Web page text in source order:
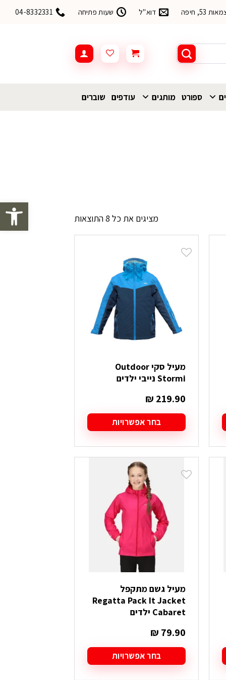
פתח
חיפה דוא"ל שעות פתיחה 04-8332331
ספורט מותגים עודפים שוברים
מציגים את כל ⁦8⁩ התוצאות
לפי
מעיל סקי Outdoor
Stormi נייבי ילדים
₪ 219.90
בחר אפשרויות
למוצר
זה
יש
מספר
לבחור
האפשרויות
מעיל גשם מתקפל
Regatta Pack It Jacket
Cabaret ילדים
₪ 79.90
בחר אפשרויות
למוצר